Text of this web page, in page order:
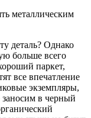
металлическим
деталь? Однако
больше всего
паркет,
все впечатление
экземпляры,
в черный